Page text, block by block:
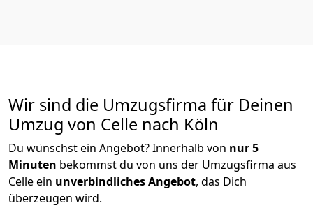
Wir sind die Umzugsfirma für Deinen
Umzug von Celle nach Köln
Du wünschst ein Angebot? Innerhalb von nur 5
Minuten bekommst du von uns der Umzugsfirma aus
Celle ein unverbindliches Angebot, das Dich
überzeugen wird.